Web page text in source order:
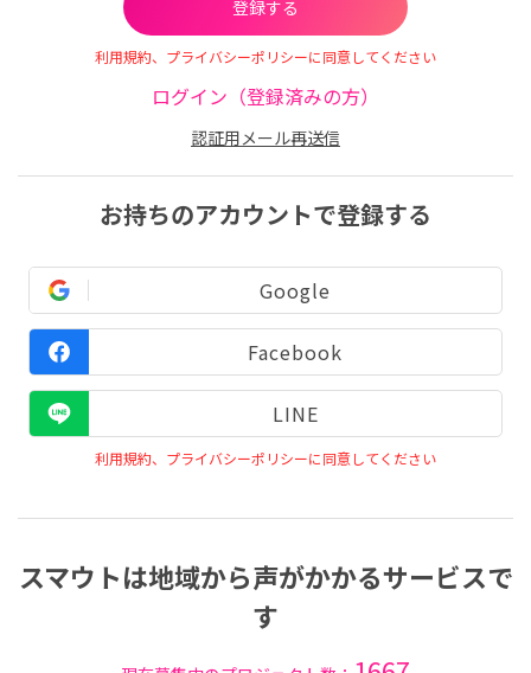
利用規約、プライバシーポリシーに同意してください
ログイン（登録済みの方）
認証用メール再送信
お持ちのアカウントで登録する
Google
Facebook
LINE
利用規約、プライバシーポリシーに同意してください
スマウトは地域から声がかかるサービスで
す